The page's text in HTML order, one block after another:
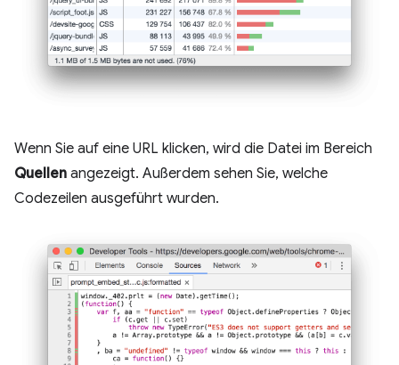
Wenn Sie auf eine URL klicken, wird die Datei im Bereich
Quellen angezeigt. Außerdem sehen Sie, welche
Codezeilen ausgeführt wurden.